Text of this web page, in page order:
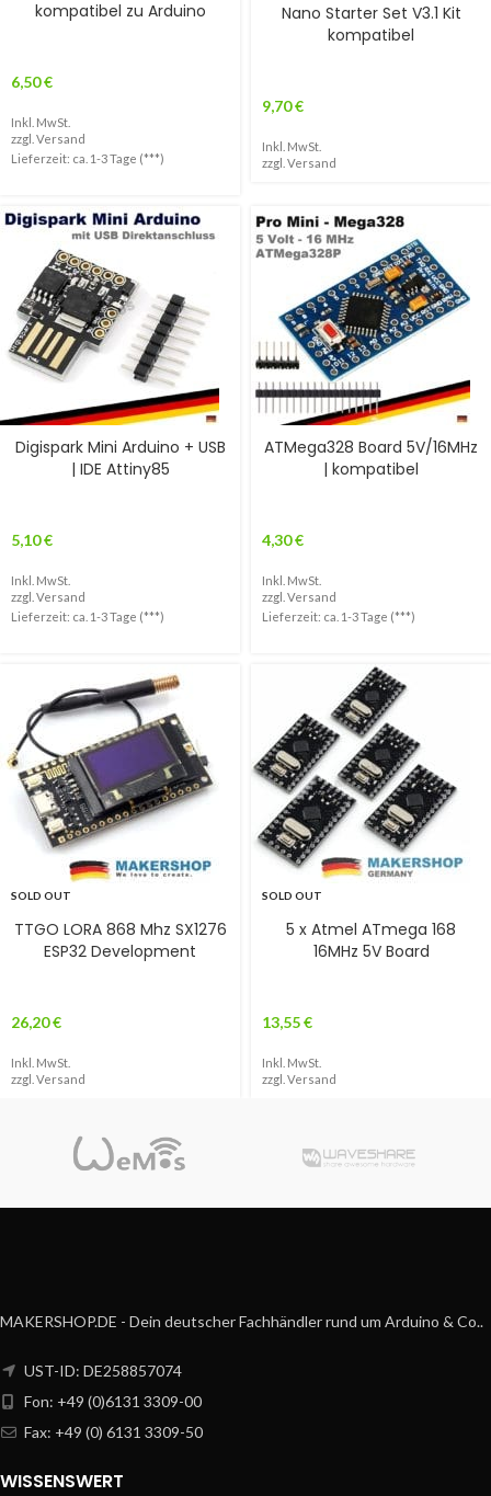
kompatibel zu Arduino
6,50€
Inkl. MwSt.
zzgl. Versand
Lieferzeit: ca. 1-3 Tage (***)
Nano Starter Set V3.1 Kit
kompatibel
9,70€
Inkl. MwSt.
zzgl. Versand
Digispark Mini Arduino + USB
| IDE Attiny85
5,10€
Inkl. MwSt.
zzgl. Versand
Lieferzeit: ca. 1-3 Tage (***)
ATMega328 Board 5V/16MHz
| kompatibel
4,30€
Inkl. MwSt.
zzgl. Versand
Lieferzeit: ca. 1-3 Tage (***)
SOLD OUT
TTGO LORA 868 Mhz SX1276
ESP32 Development
26,20€
Inkl. MwSt.
zzgl. Versand
SOLD OUT
5 x Atmel ATmega 168
16MHz 5V Board
13,55€
Inkl. MwSt.
zzgl. Versand
MAKERSHOP.DE - Dein deutscher Fachhändler rund um Arduino & Co..
UST-ID: DE258857074
Fon: +49 (0)6131 3309-00
Fax: +49 (0) 6131 3309-50
WISSENSWERT